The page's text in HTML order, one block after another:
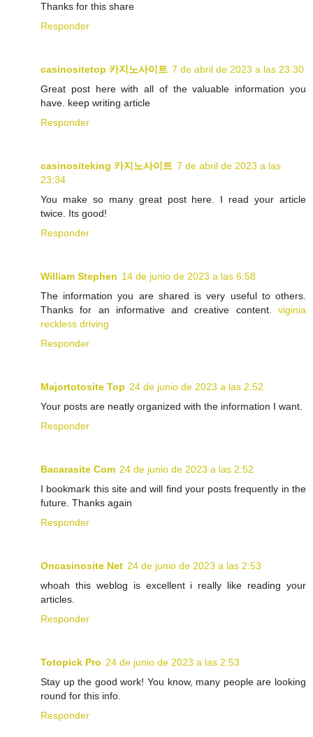
Thanks for this share
Responder
casinositetop 카지노사이트 7 de abril de 2023 a las 23:30
Great post here with all of the valuable information you
have. keep writing article
Responder
casinositeking 카지노사이트 7 de abril de 2023 a las
23:34
You make so many great post here. I read your article
twice. Its good!
Responder
William Stephen 14 de junio de 2023 a las 6:58
The information you are shared is very useful to others.
Thanks for an informative and creative content. viginia
reckless driving
Responder
Majortotosite Top 24 de junio de 2023 a las 2:52
Your posts are neatly organized with the information I want.
Responder
Bacarasite Com 24 de junio de 2023 a las 2:52
I bookmark this site and will find your posts frequently in the
future. Thanks again
Responder
Oncasinosite Net 24 de junio de 2023 a las 2:53
whoah this weblog is excellent i really like reading your
articles.
Responder
Totopick Pro 24 de junio de 2023 a las 2:53
Stay up the good work! You know, many people are looking
round for this info.
Responder